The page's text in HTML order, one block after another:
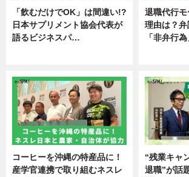
「飲むだけでOK」は間違い!?
日本サプリメント協会代表が
語るビジネスパ…
退職代行
理由は？
「非弁行
コーヒーを沖縄の特産品に！
産学官連携で取り組むネスレ
“残業キャ
退職”が話